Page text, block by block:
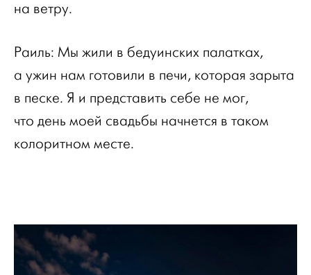
на ветру.
Раиль: Мы жили в бедуинских палатках,
а ужин нам готовили в печи, которая зарыта
в песке. Я и представить себе не мог,
что день моей свадьбы начнется в таком
колоритном месте.